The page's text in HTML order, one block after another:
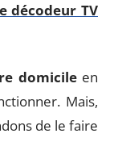
décodeur TV
domicile en
Mais,
de le faire